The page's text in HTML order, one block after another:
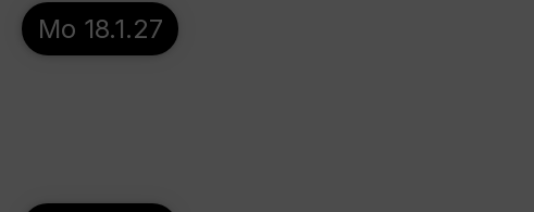
Mo 18.1.27